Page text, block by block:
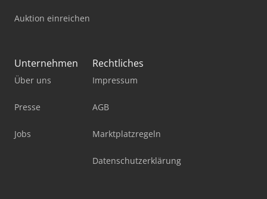
Auktion einreichen
Unternehmen
Über uns
Presse
Jobs
Rechtliches
Impressum
AGB
Marktplatzregeln
Datenschutzerklärung